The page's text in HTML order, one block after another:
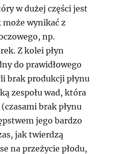
w dużej części jest
może wynikać z
np.
Z kolei płyn
do prawidłowego
brak produkcji płynu
zespołu wad, która
brak płynu
jego bardzo
jak twierdzą
na przeżycie płodu,